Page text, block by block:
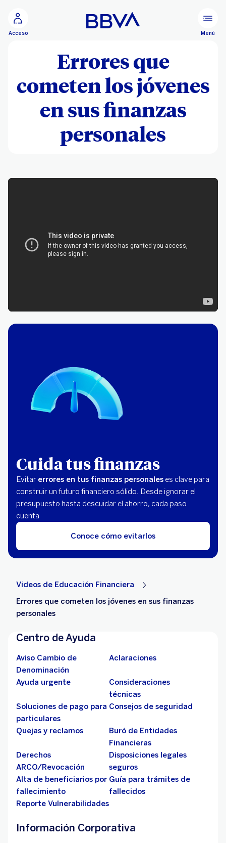
Acceso Menú
Errores que
cometen los jóvenes
en sus finanzas
personales
Cuida tus finanzas
Evitar errores en tus finanzas personales es clave para
construir un futuro financiero sólido. Desde ignorar el
presupuesto hasta descuidar el ahorro, cada paso
cuenta
Conoce cómo evitarlos
Videos de Educación Financiera
Errores que cometen los jóvenes en sus finanzas
personales
Centro de Ayuda
Aviso Cambio de
Denominación
Aclaraciones
Ayuda urgente
Consideraciones
técnicas
Soluciones de pago para
particulares
Consejos de seguridad
Quejas y reclamos
Buró de Entidades
Financieras
Derechos
ARCO/Revocación
Disposiciones legales
seguros
Alta de beneficiarios por
fallecimiento
Guía para trámites de
fallecidos
Reporte Vulnerabilidades
Información Corporativa